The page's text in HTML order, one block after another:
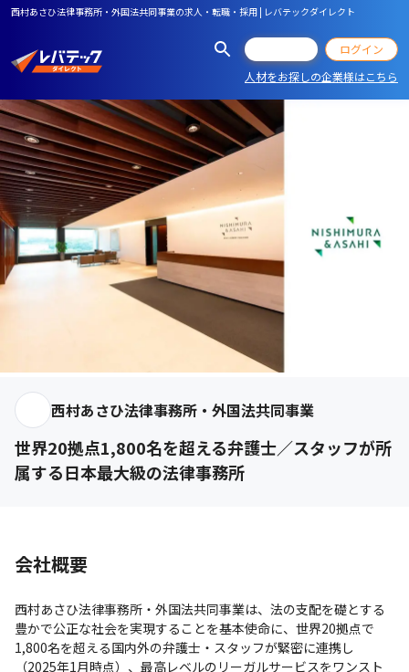
西村あさひ法律事務所・外国法共同事業の求人・転職・採用 | レバテックダイレクト
ログイン
人材をお探しの企業様はこちら
西村あさひ法律事務所・外国法共同事業
世界20拠点1,800名を超える弁護士／スタッフが所
属する日本最大級の法律事務所
会社概要
西村あさひ法律事務所・外国法共同事業は、法の支配を礎とする
豊かで公正な社会を実現することを基本使命に、世界20拠点で
1,800名を超える国内外の弁護士・スタッフが緊密に連携し
（2025年1月時点）、最高レベルのリーガルサービスをワンスト